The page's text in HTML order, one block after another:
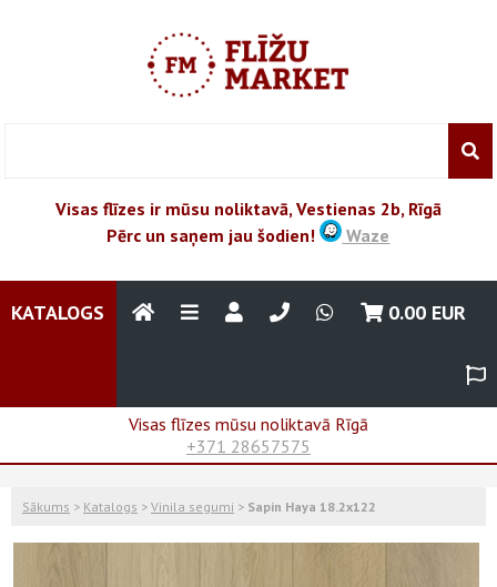
Visas flīzes ir mūsu noliktavā, Vestienas 2b, Rīgā
Pērc un saņem jau šodien!
Waze
KATALOGS 0.00 EUR
Visas flīzes mūsu noliktavā Rīgā
+371 28657575
Sākums > Katalogs > Vinila segumi > Sapin Haya 18.2x122